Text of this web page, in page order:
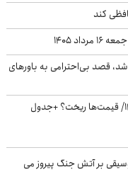
کند
۱۴۰۵
قصد بی‌احترامی به باورهای
بر آتش جنگ پیروز می